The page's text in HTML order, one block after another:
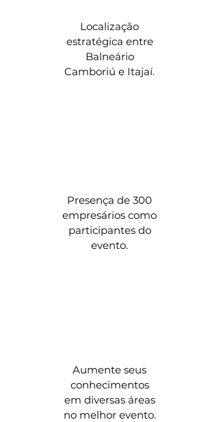
Localização
estratégica entre
Balneário
Camboriú e Itajaí.
Presença de 300
empresários como
participantes do
evento.
Aumente seus
conhecimentos
em diversas áreas
no melhor evento.